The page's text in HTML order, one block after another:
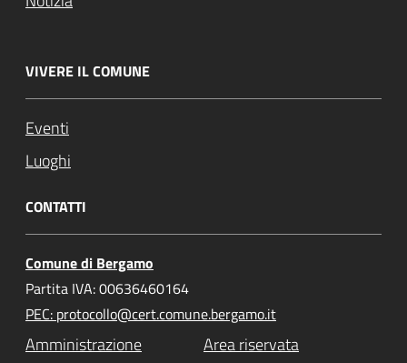
VIVERE IL COMUNE
Eventi
Luoghi
CONTATTI
Comune di Bergamo
Partita IVA: 00636460164
PEC: protocollo@cert.comune.bergamo.it
Amministrazione
Area riservata